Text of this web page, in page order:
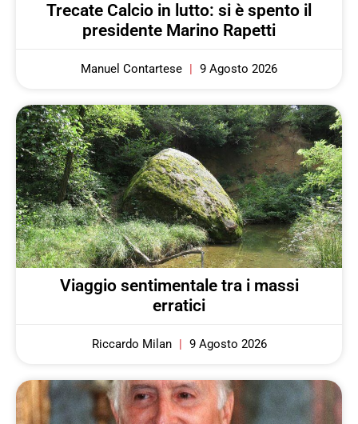
Trecate Calcio in lutto: si è spento il
presidente Marino Rapetti
Manuel Contartese 9 Agosto 2026
Viaggio sentimentale tra i massi
erratici
Riccardo Milan 9 Agosto 2026